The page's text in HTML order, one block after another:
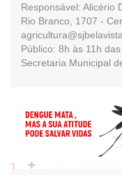
Responsável: Alicério
Rio Branco, 1707 -
Público: 8h às 11h
Secretaria Municipal